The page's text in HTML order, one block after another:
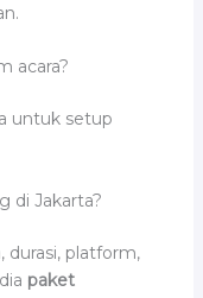
acara?
untuk setup
di Jakarta?
durasi, platform,
paket